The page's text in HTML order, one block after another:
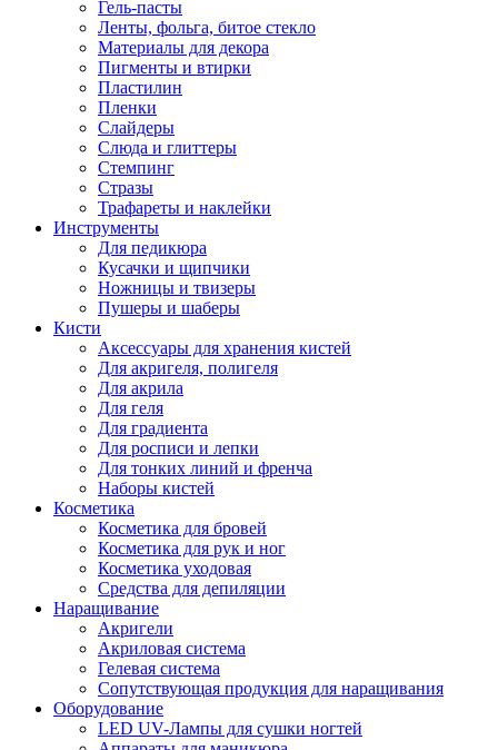
Гель-пасты
Ленты, фольга, битое стекло
Материалы для декора
Пигменты и втирки
Пластилин
Пленки
Слайдеры
Слюда и глиттеры
Стемпинг
Стразы
Трафареты и наклейки
Инструменты
Для педикюра
Кусачки и щипчики
Ножницы и твизеры
Пушеры и шаберы
Кисти
Аксессуары для хранения кистей
Для акригеля, полигеля
Для акрила
Для геля
Для градиента
Для росписи и лепки
Для тонких линий и френча
Наборы кистей
Косметика
Косметика для бровей
Косметика для рук и ног
Косметика уходовая
Средства для депиляции
Наращивание
Акригели
Акриловая система
Гелевая система
Сопутствующая продукция для наращивания
Оборудование
LED UV-Лампы для сушки ногтей